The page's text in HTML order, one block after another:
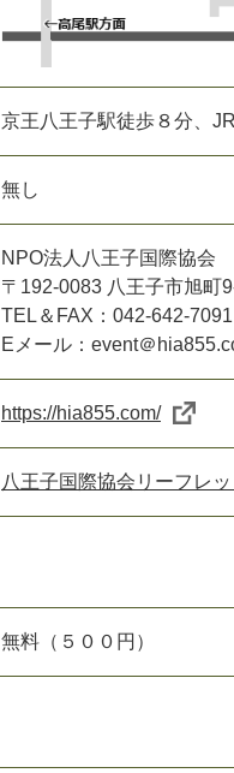
京王八王子駅徒歩８分、
無し
NPO法人八王子国際協会
〒192-0083 八王子市旭
TEL＆FAX：042-642-7091
Eメール：event＠
https://hia855.com/
八王子国際協会リーフレ
無料（５００円）